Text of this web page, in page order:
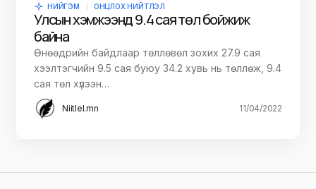
НИЙГЭМ ОНЦЛОХ НИЙТЛЭЛ
Улсын хэмжээнд 9.4 сая төл бойжиж
байна
Өнөөдрийн байдлаар төллөвөл зохих 27.9 сая
хээлтэгчийн 9.5 сая буюу 34.2 хувь нь төллөж, 9.4
сая төл хүлээн…
Niitlel.mn 11/04/2022